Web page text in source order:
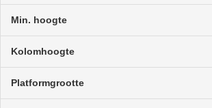
Min. hoogte
Kolomhoogte
Platformgrootte